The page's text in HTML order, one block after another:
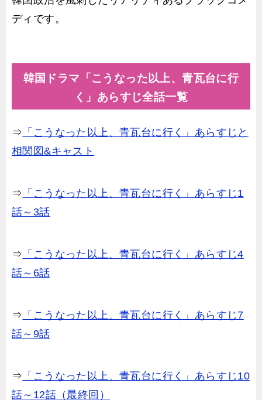
ディです。
韓国ドラマ「こうなった以上、青瓦台に行
く」あらすじ全話一覧
⇒ 「こうなった以上、青瓦台に行く」あらすじと
相関図&キャスト
⇒ 「こうなった以上、青瓦台に行く」あらすじ1
話～3話
⇒ 「こうなった以上、青瓦台に行く」あらすじ4
話～6話
⇒ 「こうなった以上、青瓦台に行く」あらすじ7
話～9話
⇒ 「こうなった以上、青瓦台に行く」あらすじ10
話～12話（最終回）